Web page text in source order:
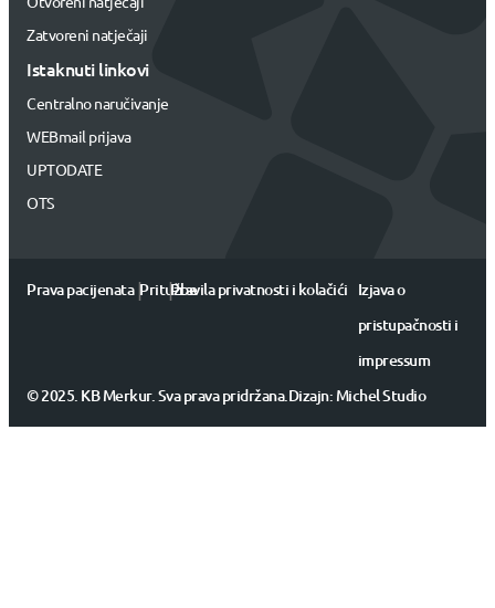
Zatvoreni natječaji
Istaknuti linkovi
Centralno naručivanje
WEBmail prijava
UPTODATE
OTS
© 2025. KB Merkur. Sva prava pridržana.Dizajn: Michel Studio
Prava pacijenata |Pritužbe
|Pravila privatnosti i kolačići Izjava o
pristupačnosti i
impressum